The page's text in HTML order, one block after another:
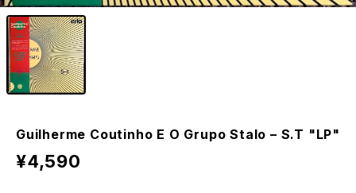
Guilherme Coutinho E O Grupo Stalo – S.T "LP"
¥4,590